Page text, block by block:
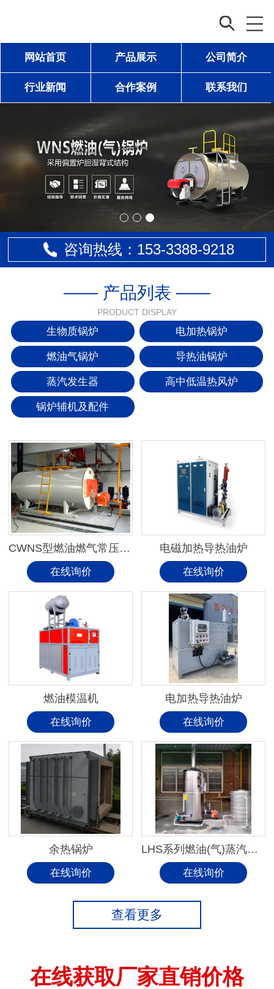
网站首页 产品展示 公司简介
行业新闻 合作案例 联系我们
咨询热线：153-3388-9218
—— 产品列表 ——
PRODUCT DISPLAY
生物质锅炉 电加热锅炉
燃油气锅炉 导热油锅炉
蒸汽发生器 高中低温热风炉
锅炉辅机及配件
CWNS型燃油燃气常压热水锅炉
在线询价
电磁加热导热油炉
在线询价
燃油模温机
在线询价
电加热导热油炉
在线询价
余热锅炉
在线询价
LHS系列燃油(气)蒸汽锅炉
在线询价
查看更多
在线获取厂家直销价格